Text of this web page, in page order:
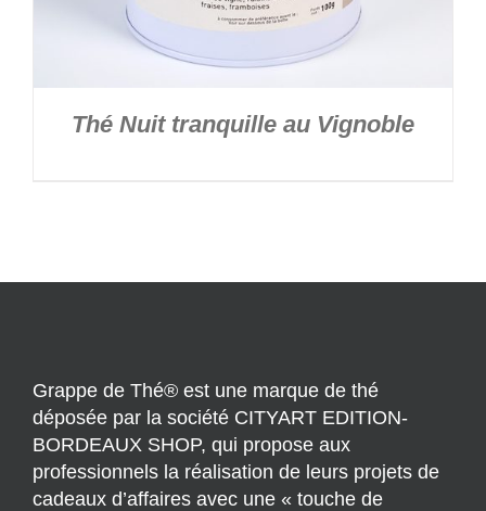
Thé Nuit tranquille au Vignoble
Grappe de Thé® est une marque de thé
déposée par la société CITYART EDITION-
BORDEAUX SHOP, qui propose aux
professionnels la réalisation de leurs projets de
cadeaux d’affaires avec une « touche de